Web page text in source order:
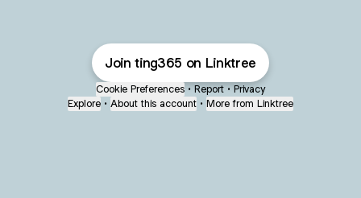
Join ting365 on Linktree
Cookie Preferences • Report • Privacy
Explore • About this account • More from Linktree